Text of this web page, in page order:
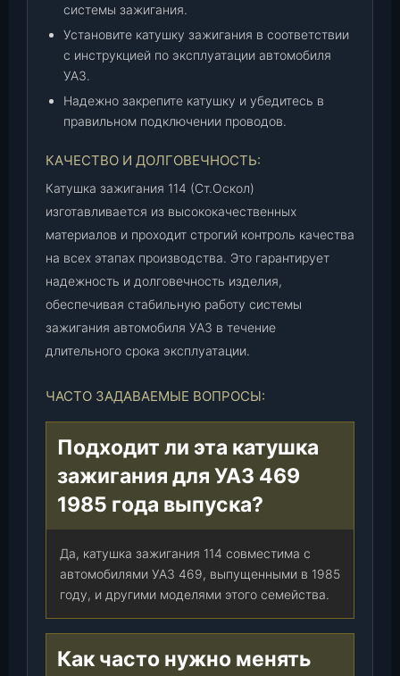
системы зажигания.
Установите катушку зажигания в соответствии
с инструкцией по эксплуатации автомобиля
УАЗ.
Надежно закрепите катушку и убедитесь в
правильном подключении проводов.
КАЧЕСТВО И ДОЛГОВЕЧНОСТЬ:
Катушка зажигания 114 (Ст.Оскол)
изготавливается из высококачественных
материалов и проходит строгий контроль качества
на всех этапах производства. Это гарантирует
надежность и долговечность изделия,
обеспечивая стабильную работу системы
зажигания автомобиля УАЗ в течение
длительного срока эксплуатации.
ЧАСТО ЗАДАВАЕМЫЕ ВОПРОСЫ:
Подходит ли эта катушка
зажигания для УАЗ 469
1985 года выпуска?
Да, катушка зажигания 114 совместима с
автомобилями УАЗ 469, выпущенными в 1985
году, и другими моделями этого семейства.
Как часто нужно менять